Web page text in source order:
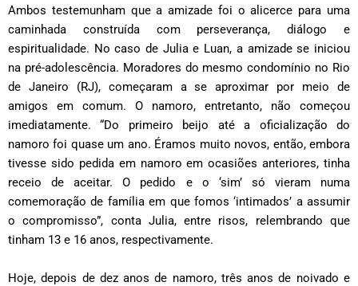
Ambos testemunham que a amizade foi o alicerce para uma
caminhada construída com perseverança, diálogo e
espiritualidade. No caso de Julia e Luan, a amizade se iniciou
na pré-adolescência. Moradores do mesmo condomínio no Rio
de Janeiro (RJ), começaram a se aproximar por meio de
amigos em comum. O namoro, entretanto, não começou
imediatamente. “Do primeiro beijo até a oficialização do
namoro foi quase um ano. Éramos muito novos, então, embora
tivesse sido pedida em namoro em ocasiões anteriores, tinha
receio de aceitar. O pedido e o ‘sim’ só vieram numa
comemoração de família em que fomos ‘intimados’ a assumir
o compromisso”, conta Julia, entre risos, relembrando que
tinham 13 e 16 anos, respectivamente.
Hoje, depois de dez anos de namoro, três anos de noivado e